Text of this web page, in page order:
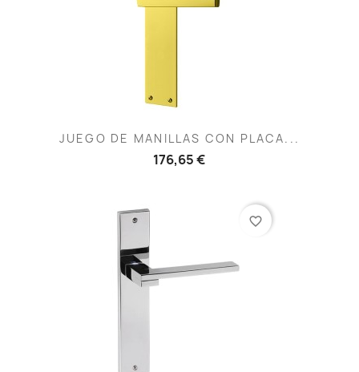
JUEGO DE MANILLAS CON PLACA...
176,65 €
favorite_border